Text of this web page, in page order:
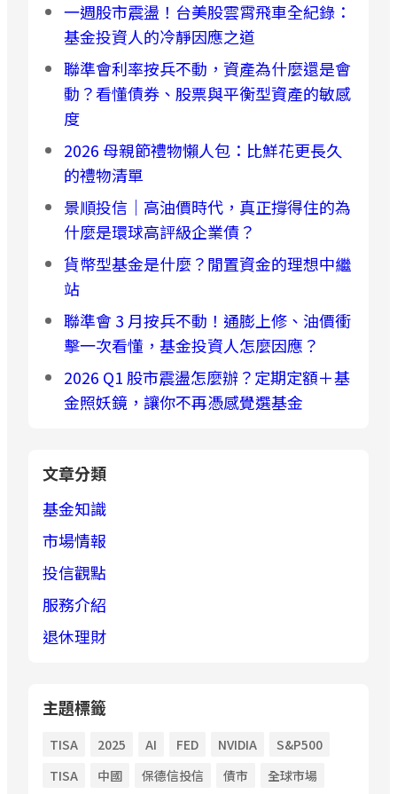
一週股市震盪！台美股雲霄飛車全紀錄：
基金投資人的冷靜因應之道
聯準會利率按兵不動，資產為什麼還是會
動？看懂債券、股票與平衡型資產的敏感
度
2026 母親節禮物懶人包：比鮮花更長久
的禮物清單
景順投信｜高油價時代，真正撐得住的為
什麼是環球高評級企業債？
貨幣型基金是什麼？閒置資金的理想中繼
站
聯準會 3 月按兵不動！通膨上修、油價衝
擊一次看懂，基金投資人怎麼因應？
2026 Q1 股市震盪怎麼辦？定期定額＋基
金照妖鏡，讓你不再憑感覺選基金
文章分類
基金知識
市場情報
投信觀點
服務介紹
退休理財
主題標籤
TISA 2025 AI FED NVIDIA
S&P500
TISA
中國 保德信投信 債市
全球市場